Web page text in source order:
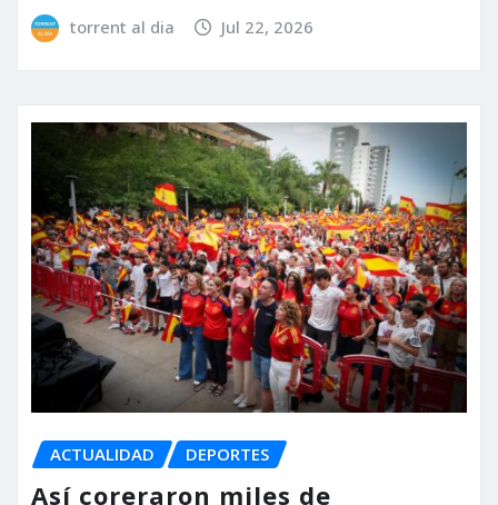
torrent al dia Jul 22, 2026
ACTUALIDAD DEPORTES
Así coreraron miles de